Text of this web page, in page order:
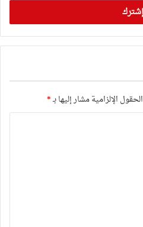
الحقول الإلزامية مشار إليها بـ*